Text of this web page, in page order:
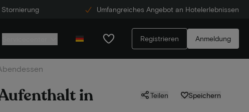
Stornierung Umfangreiches Angebot an Hotelerlebnissen
Registrieren Anmeldung
in Teilen Speichern